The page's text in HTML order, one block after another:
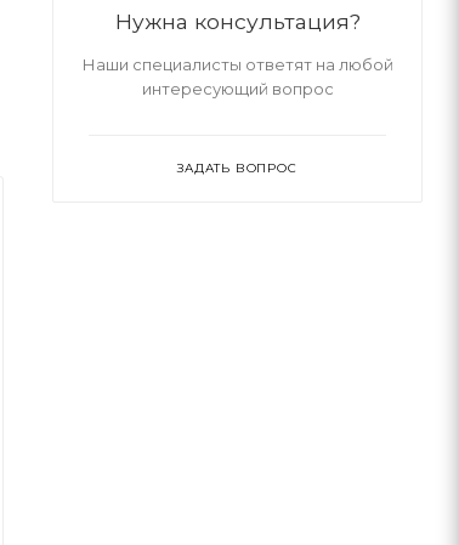
Нужна консультация?
Наши специалисты ответят на любой
интересующий вопрос
ЗАДАТЬ ВОПРОС